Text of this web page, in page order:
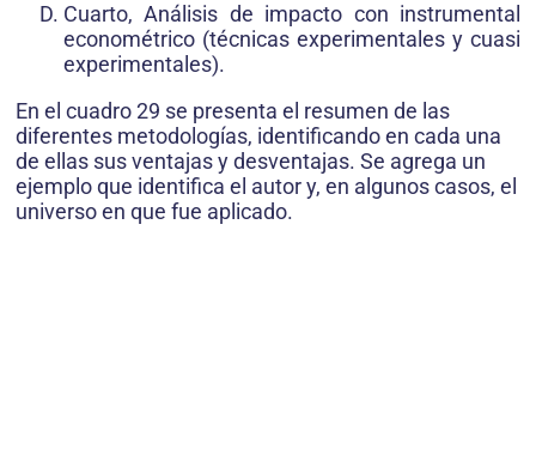
Cuarto, Análisis de impacto con instrumental
econométrico (técnicas experimentales y cuasi
experimentales).
En el cuadro 29 se presenta el resumen de las
diferentes metodologías, identificando en cada una
de ellas sus ventajas y desventajas. Se agrega un
ejemplo que identifica el autor y, en algunos casos, el
universo en que fue aplicado.